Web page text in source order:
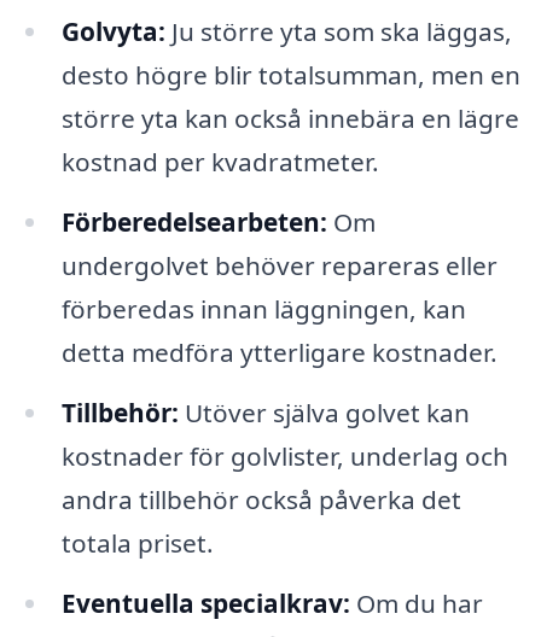
Golvyta: Ju större yta som ska läggas,
desto högre blir totalsumman, men en
större yta kan också innebära en lägre
kostnad per kvadratmeter.
Förberedelsearbeten: Om
undergolvet behöver repareras eller
förberedas innan läggningen, kan
detta medföra ytterligare kostnader.
Tillbehör: Utöver själva golvet kan
kostnader för golvlister, underlag och
andra tillbehör också påverka det
totala priset.
Eventuella specialkrav: Om du har